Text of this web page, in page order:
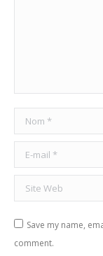
Nom *
E-mail *
Site Web
Save my name,
comment.